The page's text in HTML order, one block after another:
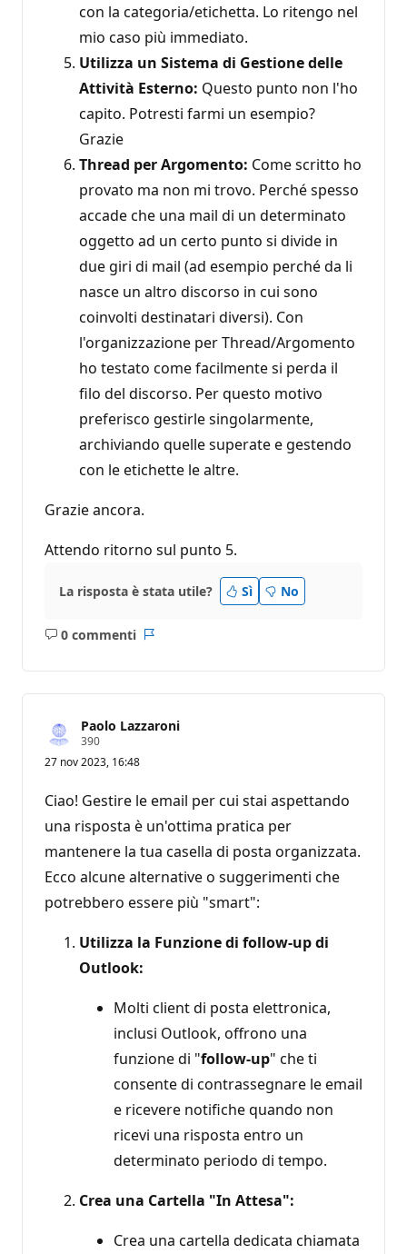
con la categoria/etichetta. Lo ritengo nel
mio caso più immediato.
Utilizza un Sistema di Gestione delle
Attività Esterno: Questo punto non l'ho
capito. Potresti farmi un esempio?
Grazie
Thread per Argomento: Come scritto ho
provato ma non mi trovo. Perché spesso
accade che una mail di un determinato
oggetto ad un certo punto si divide in
due giri di mail (ad esempio perché da li
nasce un altro discorso in cui sono
coinvolti destinatari diversi). Con
l'organizzazione per Thread/Argomento
ho testato come facilmente si perda il
filo del discorso. Per questo motivo
preferisco gestirle singolarmente,
archiviando quelle superate e gestendo
con le etichette le altre.
Grazie ancora.
Attendo ritorno sul punto 5.
La risposta è stata utile? Sì No
0 commenti
Nessun
Paolo Lazzaroni
390P
n
d
i
r
e
u
a
o
e
27 nov 2023, 16:48
Ciao! Gestire le email per cui stai aspettando
una risposta è un'ottima pratica per
mantenere la tua casella di posta organizzata.
Ecco alcune alternative o suggerimenti che
potrebbero essere più "smart":
Utilizza la Funzione di follow-up di
Outlook:
Molti client di posta elettronica,
inclusi Outlook, offrono una
funzione di "follow-up" che ti
consente di contrassegnare le email
e ricevere notifiche quando non
ricevi una risposta entro un
determinato periodo di tempo.
Crea una Cartella "In Attesa":
Crea una cartella dedicata chiamata